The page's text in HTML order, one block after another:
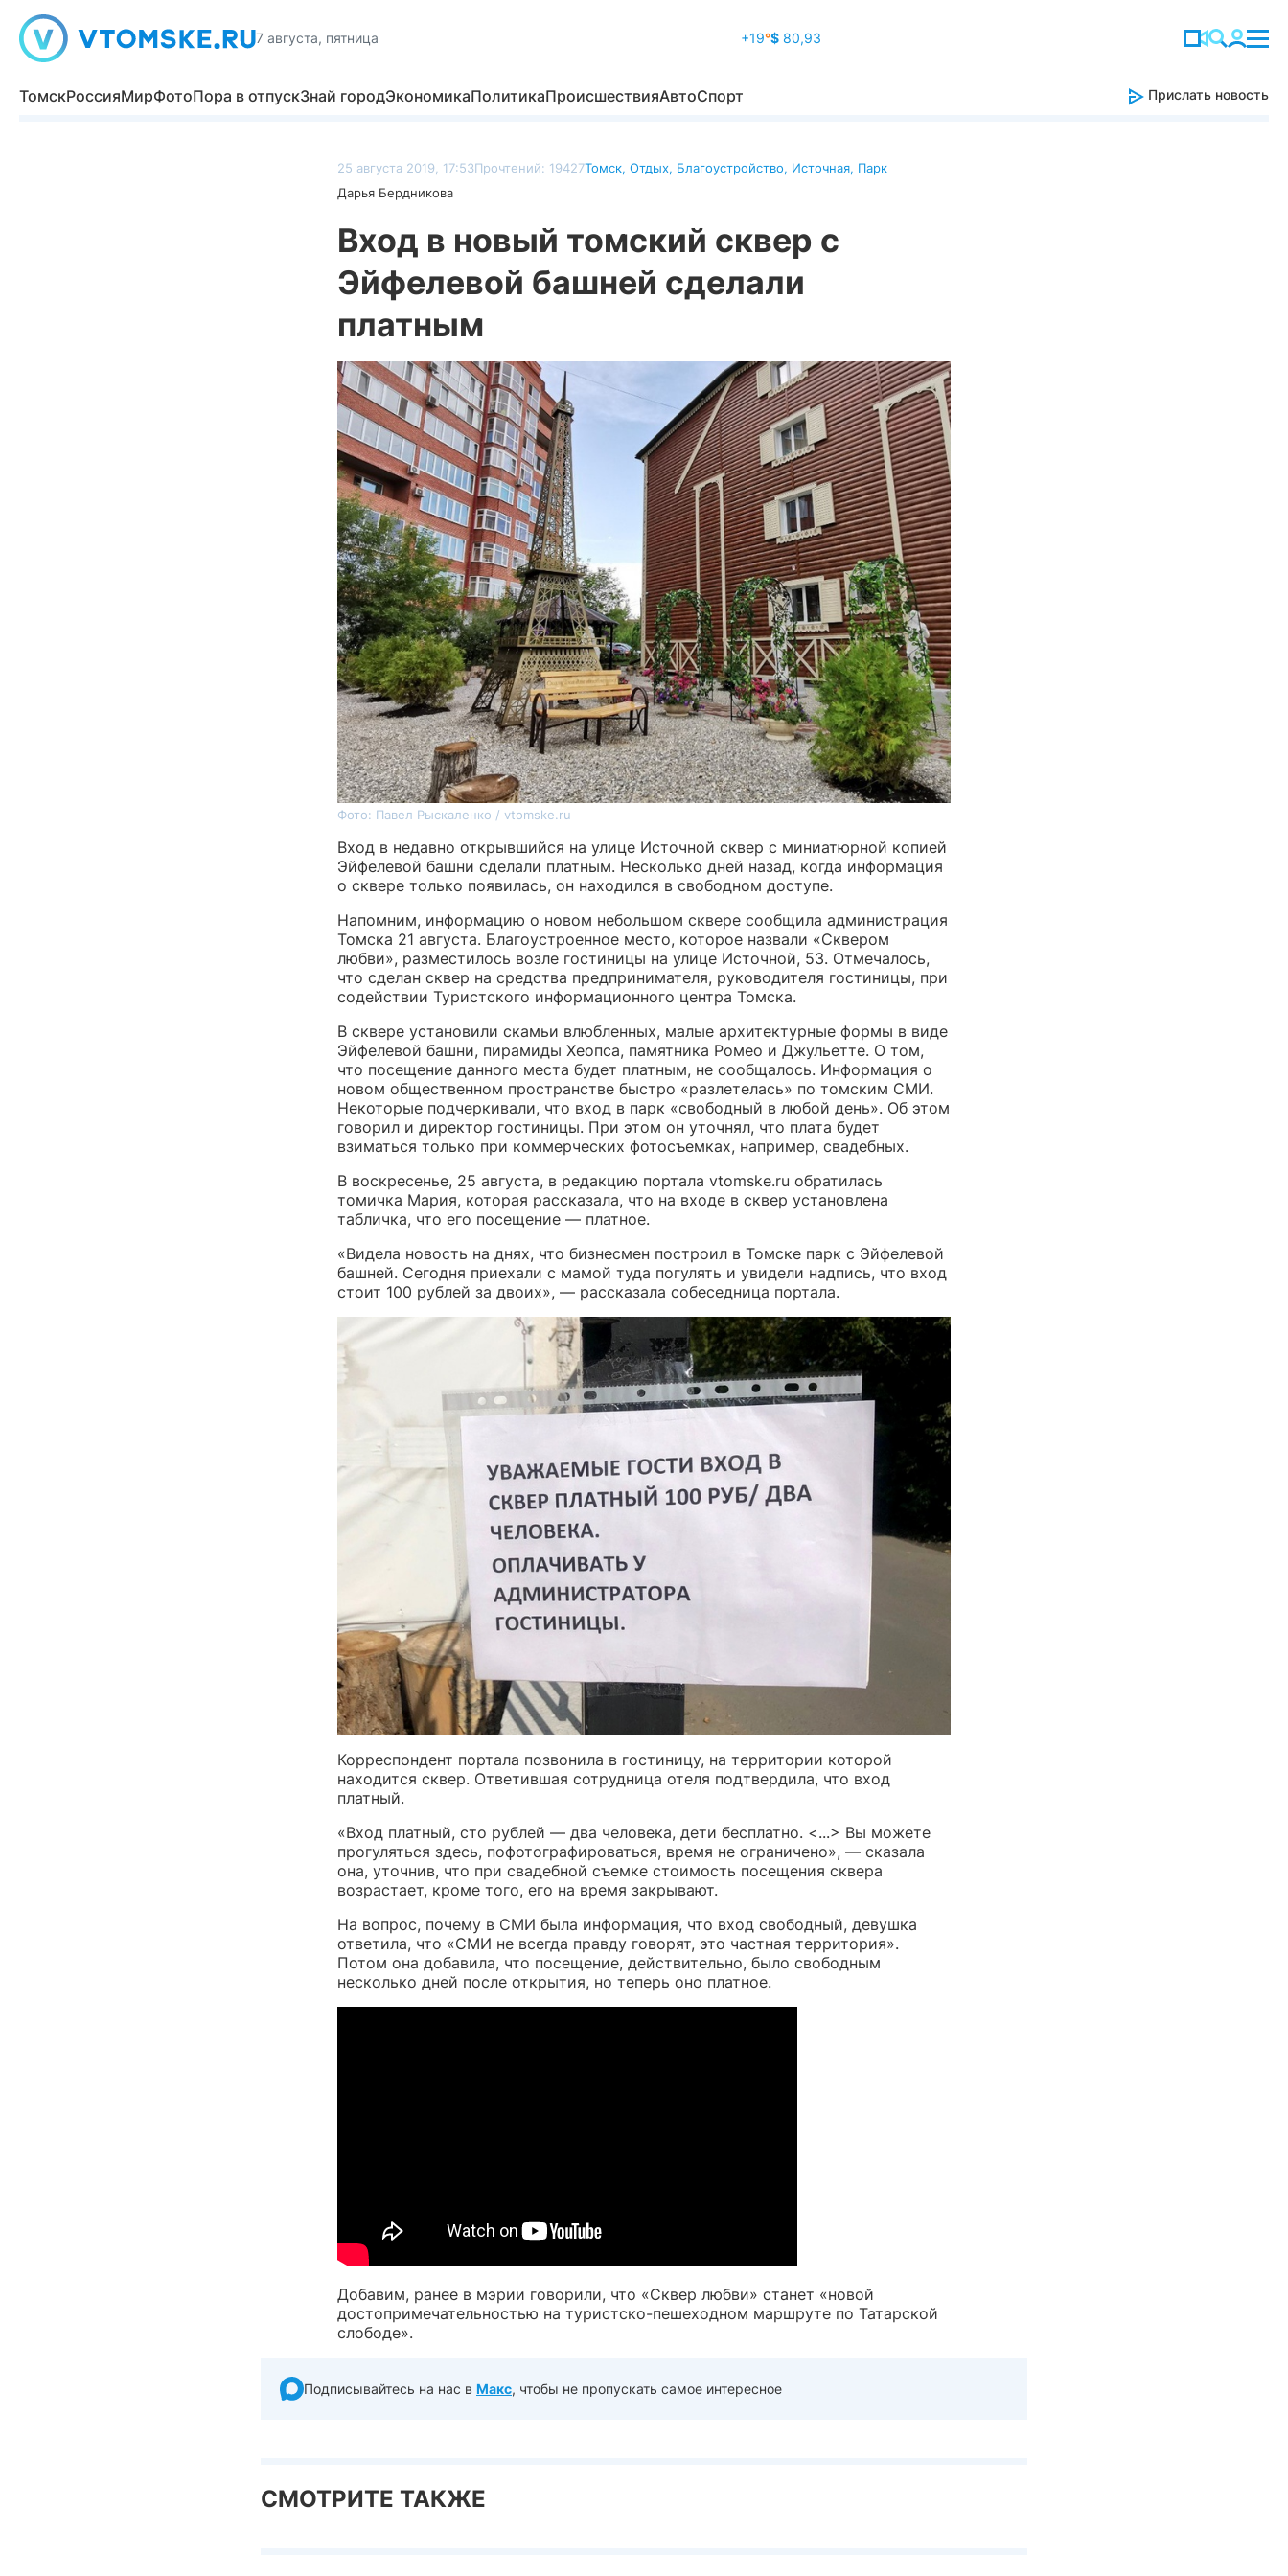
7 августа, пятница +19°$ 80,93
ТомскРоссияМирФотоПора в отпускЗнай городЭкономикаПолитикаПроисшествияАвтоСпорт Прислать новость
25 августа 2019, 17:53Прочтений: 19427Томск, Отдых, Благоустройство, Источная, Парк
Дарья Бердникова
Вход в новый томский сквер с
Эйфелевой башней сделали
платным
Фото: Павел Рыскаленко / vtomske.ru
Вход в недавно открывшийся на улице Источной сквер с миниатюрной копией
Эйфелевой башни сделали платным. Несколько дней назад, когда информация
о сквере только появилась, он находился в свободном доступе.
Напомним, информацию о новом небольшом сквере сообщила администрация
Томска 21 августа. Благоустроенное место, которое назвали «Сквером
любви», разместилось возле гостиницы на улице Источной, 53. Отмечалось,
что сделан сквер на средства предпринимателя, руководителя гостиницы, при
содействии Туристского информационного центра Томска.
В сквере установили скамьи влюбленных, малые архитектурные формы в виде
Эйфелевой башни, пирамиды Хеопса, памятника Ромео и Джульетте. О том,
что посещение данного места будет платным, не сообщалось. Информация о
новом общественном пространстве быстро «разлетелась» по томским СМИ.
Некоторые подчеркивали, что вход в парк «свободный в любой день». Об этом
говорил и директор гостиницы. При этом он уточнял, что плата будет
взиматься только при коммерческих фотосъемках, например, свадебных.
В воскресенье, 25 августа, в редакцию портала vtomske.ru обратилась
томичка Мария, которая рассказала, что на входе в сквер установлена
табличка, что его посещение — платное.
«Видела новость на днях, что бизнесмен построил в Томске парк с Эйфелевой
башней. Сегодня приехали с мамой туда погулять и увидели надпись, что вход
стоит 100 рублей за двоих», — рассказала собеседница портала.
Корреспондент портала позвонила в гостиницу, на территории которой
находится сквер. Ответившая сотрудница отеля подтвердила, что вход
платный.
«Вход платный, сто рублей — два человека, дети бесплатно. <...> Вы можете
прогуляться здесь, пофотографироваться, время не ограничено», — сказала
она, уточнив, что при свадебной съемке стоимость посещения сквера
возрастает, кроме того, его на время закрывают.
На вопрос, почему в СМИ была информация, что вход свободный, девушка
ответила, что «СМИ не всегда правду говорят, это частная территория».
Потом она добавила, что посещение, действительно, было свободным
несколько дней после открытия, но теперь оно платное.
Добавим, ранее в мэрии говорили, что «Сквер любви» станет «новой
достопримечательностью на туристско-пешеходном маршруте по Татарской
слободе».
Подписывайтесь на нас в Макс, чтобы не пропускать самое интересное
СМОТРИТЕ ТАКЖЕ